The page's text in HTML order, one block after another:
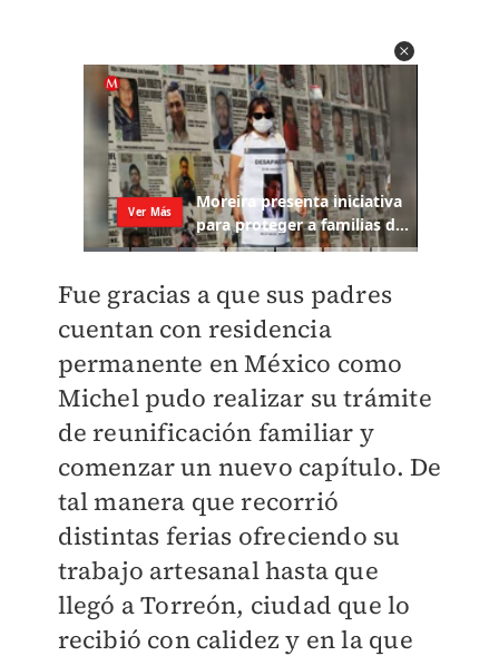
Fue gracias a que sus padres
cuentan con residencia
permanente en México como
Michel pudo realizar su trámite
de reunificación familiar y
comenzar un nuevo capítulo. De
tal manera que recorrió
distintas ferias ofreciendo su
trabajo artesanal hasta que
llegó a Torreón, ciudad que lo
recibió con calidez y en la que